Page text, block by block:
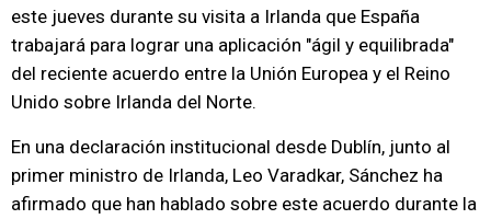
este jueves durante su visita a Irlanda que España
trabajará para lograr una aplicación "ágil y equilibrada"
del reciente acuerdo entre la Unión Europea y el Reino
Unido sobre Irlanda del Norte.
En una declaración institucional desde Dublín, junto al
primer ministro de Irlanda, Leo Varadkar, Sánchez ha
afirmado que han hablado sobre este acuerdo durante la